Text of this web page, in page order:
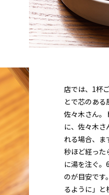
店では、1杯
とで芯のある
佐々木さん。
に、佐々木
れる場合、ま
秒ほど経った
に湯を注ぐ
のが目安です
るように」と